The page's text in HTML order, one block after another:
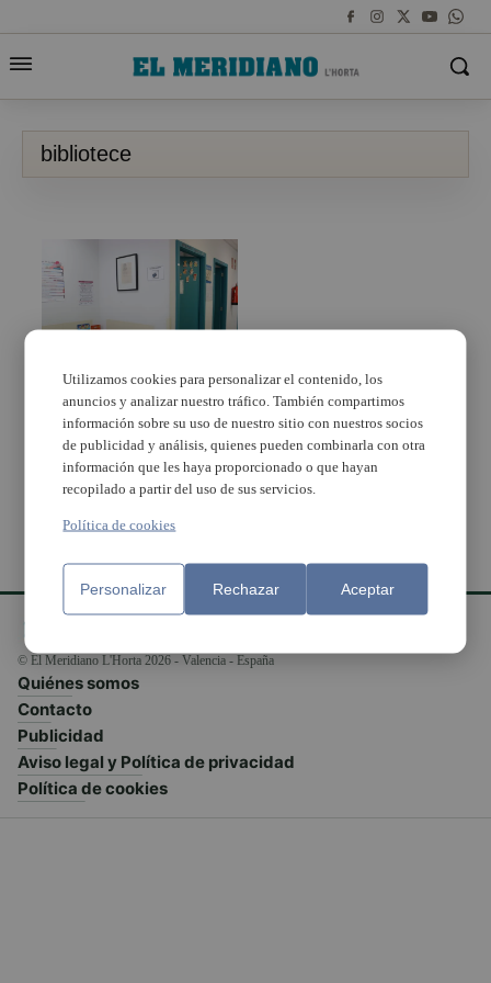
bibliotece
Rafelbunyol estrena
nou servei d’extensió
bibliotecària
© El Meridiano L'Horta 2026 - Valencia - España
Quiénes somos
Contacto
Publicidad
Aviso legal y Política de privacidad
Política de cookies
Utilizamos cookies para personalizar el contenido, los
anuncios y analizar nuestro tráfico. También compartimos
información sobre su uso de nuestro sitio con nuestros socios
de publicidad y análisis, quienes pueden combinarla con otra
información que les haya proporcionado o que hayan
recopilado a partir del uso de sus servicios.
Política de cookies
Personalizar Rechazar Aceptar